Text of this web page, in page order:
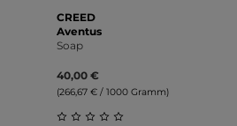
CREED
Aventus
Soap
40,00 €
(266,67 € / 1000 Gramm)